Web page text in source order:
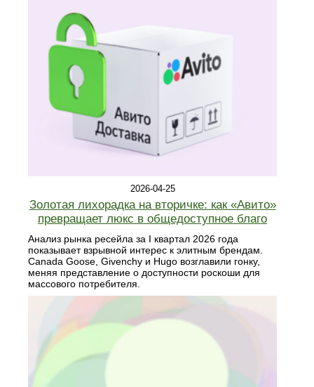
2026-04-25
Золотая лихорадка на вторичке: как «Авито»
превращает люкс в общедоступное благо
Анализ рынка ресейла за I квартал 2026 года
показывает взрывной интерес к элитным брендам.
Canada Goose, Givenchy и Hugo возглавили гонку,
меняя представление о доступности роскоши для
массового потребителя.